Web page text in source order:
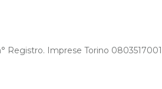
Registro. Imprese Torino